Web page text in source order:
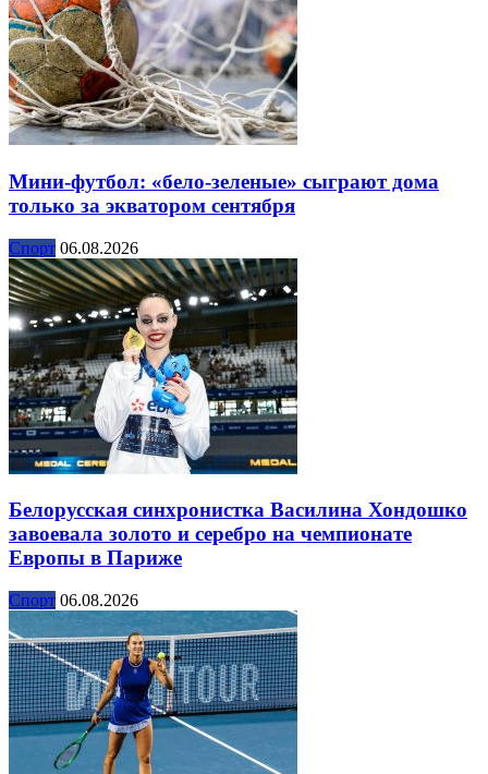
Мини-футбол: «бело-зеленые» сыграют дома
только за экватором сентября
Спорт 06.08.2026
Белорусская синхронистка Василина Хондошко
завоевала золото и серебро на чемпионате
Европы в Париже
Спорт 06.08.2026